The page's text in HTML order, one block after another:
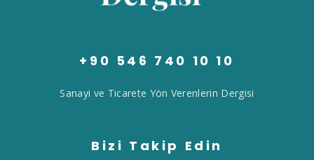
+90 546 740 10 10
Sanayi ve Ticarete Yön Verenlerin Dergisi
Bizi Takip Edin